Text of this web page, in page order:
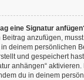
eine Signatur
anzufügen,
deinem persönlichen
und gespeichert
anhängen“
du in deinem